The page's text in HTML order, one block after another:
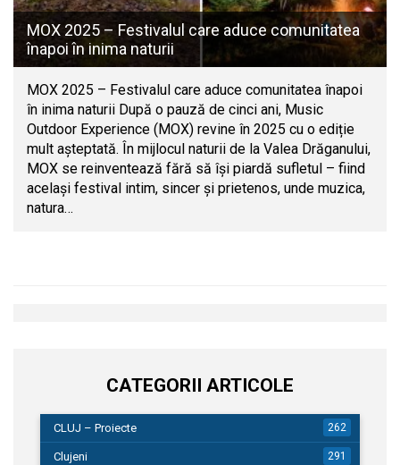
MOX 2025 – Festivalul care aduce comunitatea
înapoi în inima naturii
MOX 2025 – Festivalul care aduce comunitatea înapoi
în inima naturii După o pauză de cinci ani, Music
Outdoor Experience (MOX) revine în 2025 cu o ediție
mult așteptată. În mijlocul naturii de la Valea Drăganului,
MOX se reinventează fără să își piardă sufletul – fiind
același festival intim, sincer și prietenos, unde muzica,
natura…
CATEGORII ARTICOLE
CLUJ – Proiecte 262
Clujeni 291